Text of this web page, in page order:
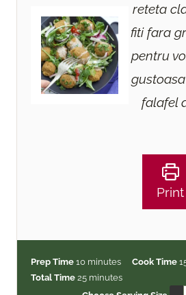
reteta
fiti fara
pentru
falafel
Print
Prep Time 10m
i
n
minutes Cook Time
Total Time 25m
i
minutes